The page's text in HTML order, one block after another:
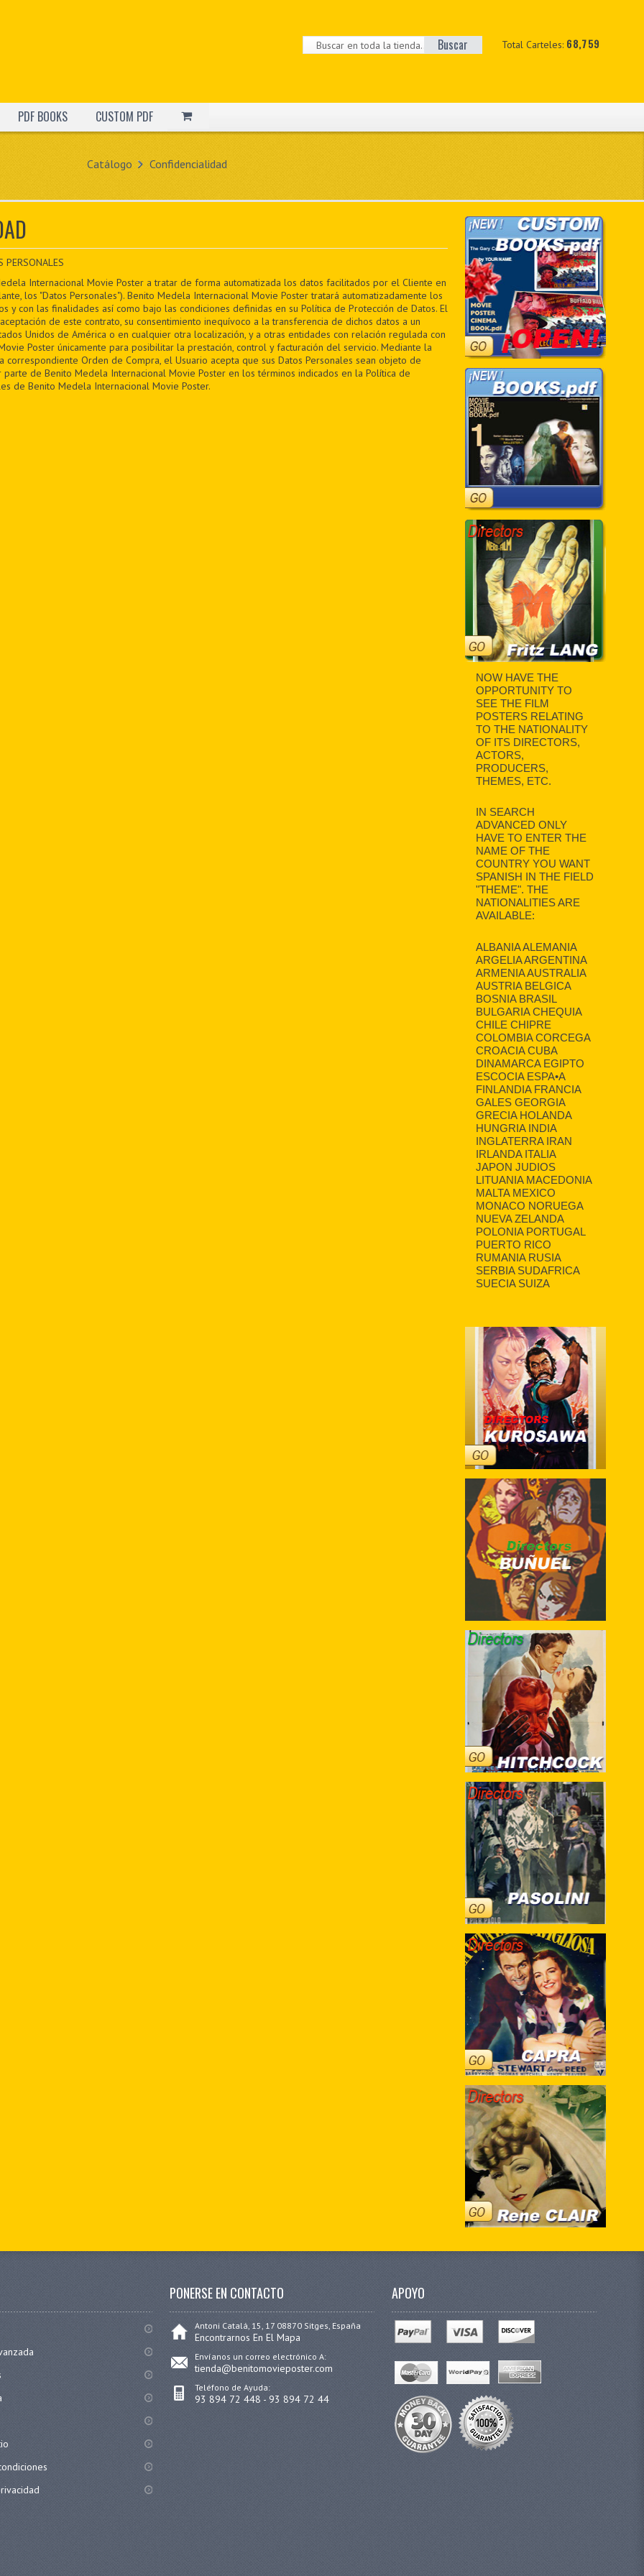
Total Carteles: 68,759
Buscar
PDF BOOKS CUSTOM PDF
Catálogo Confidencialidad
PERSONALES
Internacional Movie Poster a tratar de forma automatizada los datos facilitados por el Cliente en
los "Datos Personales"). Benito Medela Internacional Movie Poster tratará automatizadamente los
y con las finalidades así como bajo las condiciones definidas en su Política de Protección de Datos. El
de este contrato, su consentimiento inequívoco a la transferencia de dichos datos a un
Unidos de América o en cualquier otra localización, y a otras entidades con relación regulada con
Poster únicamente para posibilitar la prestación, control y facturación del servicio. Mediante la
correspondiente Orden de Compra, el Usuario acepta que sus Datos Personales sean objeto de
de Benito Medela Internacional Movie Poster en los términos indicados en la Política de
de Benito Medela Internacional Movie Poster.
NOW HAVE THE
OPPORTUNITY TO
SEE THE FILM
POSTERS RELATING
TO THE NATIONALITY
OF ITS DIRECTORS,
ACTORS,
PRODUCERS,
THEMES, ETC.
IN SEARCH
ADVANCED ONLY
HAVE TO ENTER THE
NAME OF THE
COUNTRY YOU WANT
SPANISH IN THE FIELD
"THEME". THE
NATIONALITIES ARE
AVAILABLE:
ALBANIA ALEMANIA
ARGELIA ARGENTINA
ARMENIA AUSTRALIA
AUSTRIA BELGICA
BOSNIA BRASIL
BULGARIA CHEQUIA
CHILE CHIPRE
COLOMBIA CORCEGA
CROACIA CUBA
DINAMARCA EGIPTO
ESCOCIA ESPA•A
FINLANDIA FRANCIA
GALES GEORGIA
GRECIA HOLANDA
HUNGRIA INDIA
INGLATERRA IRAN
IRLANDA ITALIA
JAPON JUDIOS
LITUANIA MACEDONIA
MALTA MEXICO
MONACO NORUEGA
NUEVA ZELANDA
POLONIA PORTUGAL
PUERTO RICO
RUMANIA RUSIA
SERBIA SUDAFRICA
SUECIA SUIZA
PONERSE EN CONTACTO
Antoni Catalá, 15, 17 08870 Sitges, España
Encontrarnos En El Mapa
Envíanos un correo electrónico A:
tienda@benitomovieposter.com
Teléfono de Ayuda:
93 894 72 448 - 93 894 72 44
APOYO